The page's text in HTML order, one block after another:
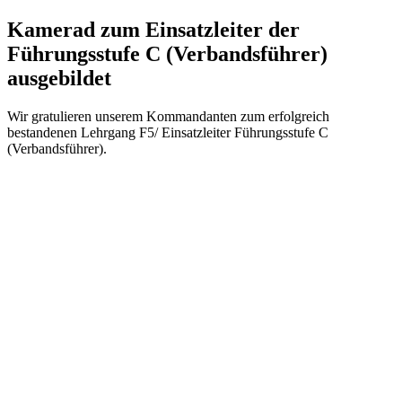
Kamerad zum Einsatzleiter der
Führungsstufe C (Verbandsführer)
ausgebildet
Wir gratulieren unserem Kommandanten zum erfolgreich
bestandenen Lehrgang F5/ Einsatzleiter Führungsstufe C
(Verbandsführer).